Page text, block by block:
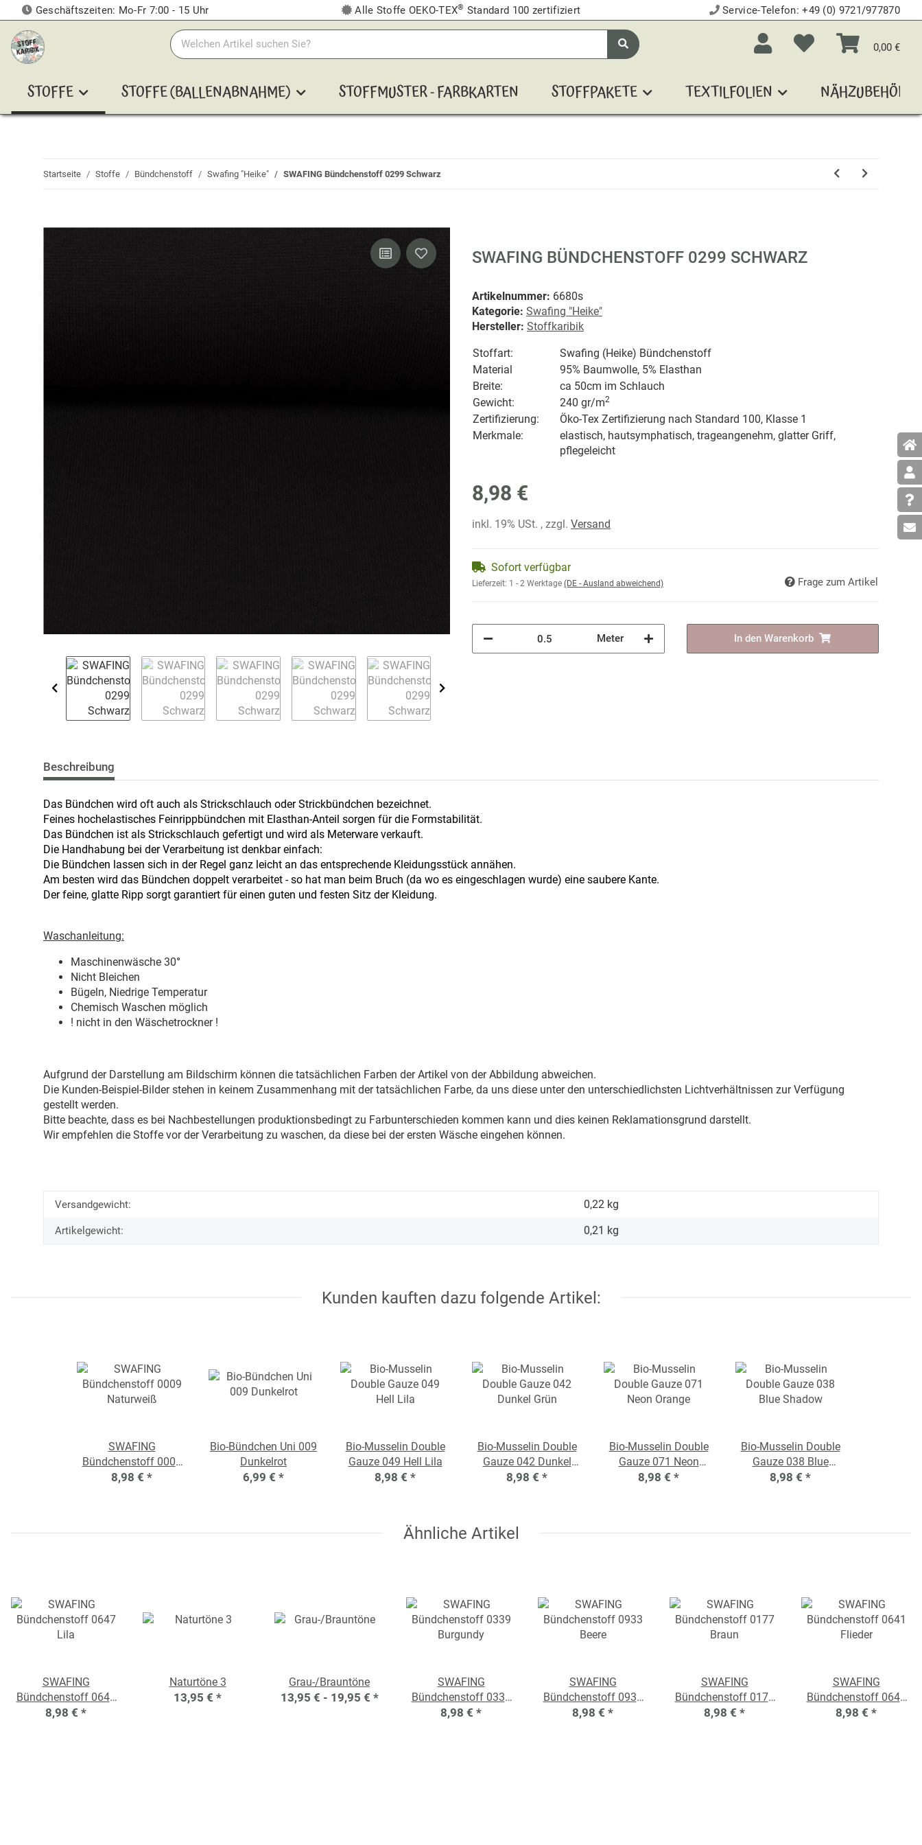
Geschäftszeiten: Mo-Fr 7:00 - 15 Uhr Alle Stoffe OEKO-TEX® Standard 100 zertifiziert Service-Telefon:+49 (0) 9721/977870
0,00 €
STOFFE STOFFE (BALLENABNAHME) STOFFMUSTER - FARBKARTEN STOFFPAKETE TEXTILFOLIEN NÄHZUBEHÖR
Startseite Stoffe Bündchenstoff Swafing "Heike" SWAFING Bündchenstoff 0299 Schwarz
SWAFING BÜNDCHENSTOFF 0299 SCHWARZ
Artikelnummer: 6680s
Kategorie: Swafing "Heike"
Hersteller: Stoffkaribik
Stoffart:
Swafing (Heike) Bündchenstoff
Material
95% Baumwolle, 5% Elasthan
Breite:
ca 50cm im Schlauch
Gewicht:
240 gr/m2
Zertifizierung:
Öko-Tex Zertifizierung nach Standard 100, Klasse 1
Merkmale:
elastisch, hautsymphatisch, trageangenehm, glatter Griff,
pflegeleicht
8,98 €
inkl. 19% USt. , zzgl. Versand
Sofort verfügbar
Lieferzeit: 1 - 2 Werktage (DE - Ausland abweichend) Frage zum Artikel
Meter In den Warenkorb
Beschreibung
Das Bündchen wird oft auch als Strickschlauch oder Strickbündchen bezeichnet.
Feines hochelastisches Feinrippbündchen mit Elasthan-Anteil sorgen für die Formstabilität.
Das Bündchen ist als Strickschlauch gefertigt und wird als Meterware verkauft.
Die Handhabung bei der Verarbeitung ist denkbar einfach:
Die Bündchen lassen sich in der Regel ganz leicht an das entsprechende Kleidungsstück annähen.
Am besten wird das Bündchen doppelt verarbeitet - so hat man beim Bruch (da wo es eingeschlagen wurde) eine saubere Kante.
Der feine, glatte Ripp sorgt garantiert für einen guten und festen Sitz der Kleidung.
Waschanleitung:
Maschinenwäsche 30°
Nicht Bleichen
Bügeln, Niedrige Temperatur
Chemisch Waschen möglich
! nicht in den Wäschetrockner !
Aufgrund der Darstellung am Bildschirm können die tatsächlichen Farben der Artikel von der Abbildung abweichen.
Die Kunden-Beispiel-Bilder stehen in keinem Zusammenhang mit der tatsächlichen Farbe, da uns diese unter den unterschiedlichsten Lichtverhältnissen zur Verfügung
gestellt werden.
Bitte beachte, dass es bei Nachbestellungen produktionsbedingt zu Farbunterschieden kommen kann und dies keinen Reklamationsgrund darstellt.
Wir empfehlen die Stoffe vor der Verarbeitung zu waschen, da diese bei der ersten Wäsche eingehen können.
Versandgewicht: 0,22 kg
Artikelgewicht: 0,21 kg
Kunden kauften dazu folgende Artikel:
SWAFING
Bündchenstoff 0009
Naturweiß
8,98 € *
Bio-Bündchen Uni 009
Dunkelrot
6,99 € *
Bio-Musselin Double
Gauze 049 Hell Lila
8,98 € *
Bio-Musselin Double
Gauze 042 Dunkel
Grün
8,98 € *
Bio-Musselin Double
Gauze 071 Neon
Orange
8,98 € *
Bio-Musselin Double
Gauze 038 Blue
Shadow
8,98 € *
Ähnliche Artikel
SWAFING
Bündchenstoff 0647
Lila
8,98 € *
Naturtöne 3
13,95 € *
Grau-/Brauntöne
13,95 € - 19,95 € *
SWAFING
Bündchenstoff 0339
Burgundy
8,98 € *
SWAFING
Bündchenstoff 0933
Beere
8,98 € *
SWAFING
Bündchenstoff 0177
Braun
8,98 € *
SWAFING
Bündchenstoff 0641
Flieder
8,98 € *